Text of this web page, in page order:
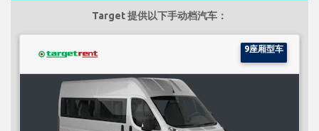
Target 提供以下手动档汽车：
9座厢型车